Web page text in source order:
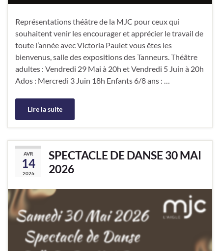
Représentations théâtre de la MJC pour ceux qui
souhaitent venir les encourager et apprécier le travail de
toute l’année avec Victoria Paulet vous êtes les
bienvenus, salle des expositions des Tanneurs. Théâtre
adultes : Vendredi 29 Mai à 20h et Vendredi 5 Juin à 20h
Ados : Mercredi 3 Juin 18h Enfants 6/8 ans : …
Lire la suite
AVR
14
2026
SPECTACLE DE DANSE 30 MAI
2026